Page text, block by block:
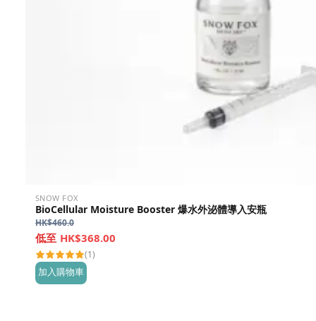
SNOW FOX
BioCellular Moisture Booster 爆水外泌體導入安瓶
HK$460.0
HK$368.00
(1)
加入購物車